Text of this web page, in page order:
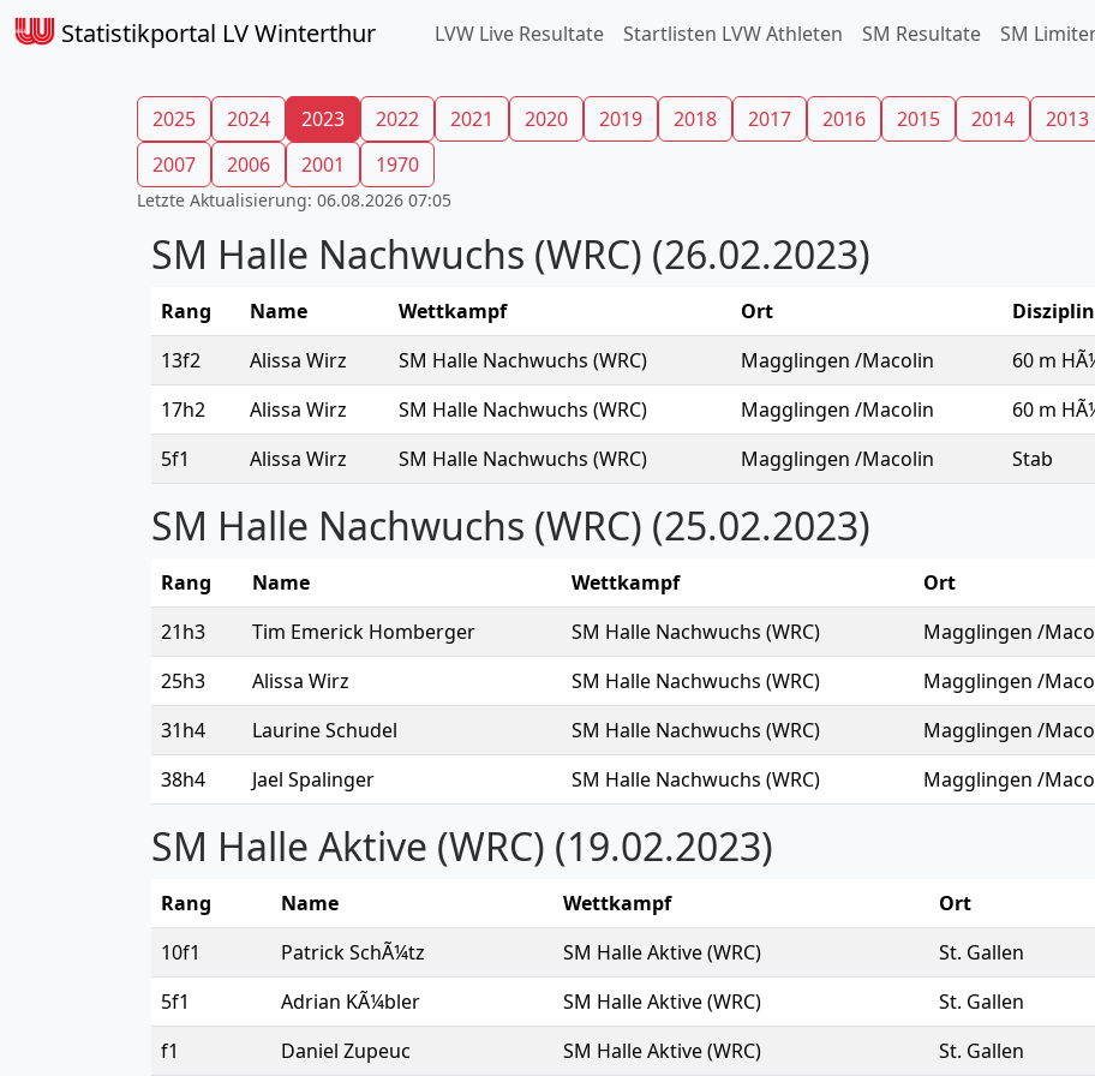
Statistikportal LV Winterthur LVW Live Resultate Startlisten LVW Athleten SM Resultate SM
2025 2024 2023 2022 2021 2020 2019 2018 2017 2016 2015 2014 2013
2007
2006 2001 1970
Letzte Aktualisierung: 06.08.2026 07:05
SM Halle Nachwuchs (WRC) (26.02.2023)
Rang Name Wettkampf Ort Disziplin
13f2
Alissa Wirz SM Halle Nachwuchs (WRC) Magglingen /Macolin 60 m
17h2
Alissa Wirz SM Halle Nachwuchs (WRC) Magglingen /Macolin 60 m
5f1
Alissa Wirz SM Halle Nachwuchs (WRC) Magglingen /Macolin Stab
SM Halle Nachwuchs (WRC) (25.02.2023)
Rang Name Wettkampf Ort
21h3
Tim Emerick Homberger SM Halle Nachwuchs (WRC) Magglingen /
25h3
Alissa Wirz SM Halle Nachwuchs (WRC) Magglingen /
31h4
Laurine Schudel SM Halle Nachwuchs (WRC) Magglingen /
38h4
Jael Spalinger SM Halle Nachwuchs (WRC) Magglingen /
SM Halle Aktive (WRC) (19.02.2023)
Rang Name Wettkampf Ort
10f1
Patrick SchÃ¼tz SM Halle Aktive (WRC) St. Gallen
5f1
Adrian KÃ¼bler SM Halle Aktive (WRC) St. Gallen
f1
Daniel Zupeuc SM Halle Aktive (WRC) St. Gallen